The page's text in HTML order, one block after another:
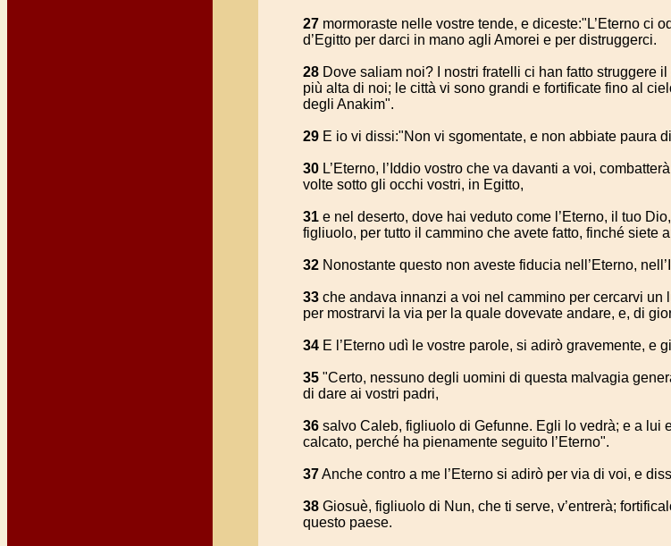
27 mormoraste nelle vostre tende, e diceste:"L’Eterno ci
d’Egitto per darci in mano agli Amorei e per distruggerci.
28 Dove saliam noi? I nostri fratelli ci han fatto struggere
più alta di noi; le città vi sono grandi e fortificate fino al
degli Anakim".
29 E io vi dissi:"Non vi sgomentate, e non abbiate paura
30 L’Eterno, l’Iddio vostro che va davanti a voi,
volte sotto gli occhi vostri, in Egitto,
31 e nel deserto, dove hai veduto come l’Eterno, il tuo
figliuolo, per tutto il cammino che avete fatto, finché siete
32 Nonostante questo non aveste fiducia nell’Eterno,
33 che andava innanzi a voi nel cammino per cercarvi
per mostrarvi la via per la quale dovevate andare, e, di
34 E l’Eterno udì le vostre parole, si adirò gravemente, e
35 "Certo, nessuno degli uomini di questa malvagia
di dare ai vostri padri,
36 salvo Caleb, figliuolo di Gefunne. Egli lo vedrà; e a lui
calcato, perché ha pienamente seguito l’Eterno".
37Anche contro a me l’Eterno si adirò per via di voi, e
38 Giosuè, figliuolo di Nun, che ti serve, v’entrerà;
questo paese.